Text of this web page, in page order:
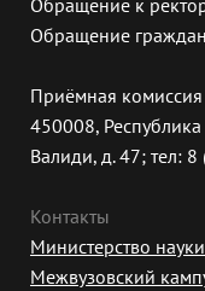
Обращение к
Обращение граждан
Приёмная
450008, Республика
Валиди, д. 47; тел:
Контакты
Министерство
Межвузовский